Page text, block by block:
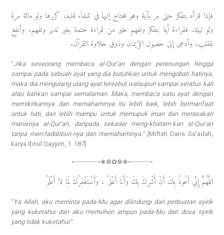
فإذا قرأه بتفكر حتى مر بآية وهو محتاج إليها في شفاء قلبه، كررها ولو مائة مرة
ولو ليلة، فقراءة آية بتفكر وتفهم خير من قراءة ختمة بغير تدبر وتفهم، وأنفع
للقلب، وأدعى إلى حصول الإيمان وذوق حلاوة القرآن.
“Jika seseorang membaca al-Qur’an dengan perenungan hingga
sampai pada sebuah ayat yang dia butuhkan untuk mengobati hatinya,
maka dia mengulang-ulang ayat tersebut walaupun sampai seratus kali
atau bahkan sampai semalaman. Maka, membaca satu ayat dengan
memikirkannya dan memahaminya itu lebih baik, lebih bermanfaat
untuk hati, dan lebih mampu untuk memupuk iman dan merasakan
manisnya al-Qur’an, daripada sekadar meng-khatam-kan al-Qur’an
tanpa men-tadabburi-nya dan memahaminya.”[Miftah Daris Sa’adah,
karya Ibnul Qayyim, 1: 187]
•┈┈┈┈┈┈•❀❁✿❁❀•┈┈┈┈┈•
اللَّهُمَّ إِنِّي أَعُوذُ بِكَ أَنْ أُشْرِكَ بِكَ وَأَنَا أَعْلَمُ ، وَأَسْتَغْفِرُكَ لِمَا لا أَعْلَمُ
“Ya Allah, aku meminta pada-Mu agar dilindungi dari perbuatan syirik
yang kuketahui dan aku memohon ampun pada-Mu dari dosa syirik
yang tidak kuketahui”.